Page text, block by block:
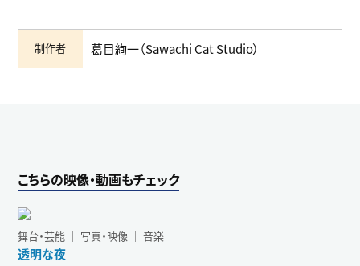
制作者 葛目絢一（Sawachi Cat Studio）
こちらの映像・動画もチェック
舞台・芸能 ｜ 写真・映像 ｜ 音楽
透明な夜